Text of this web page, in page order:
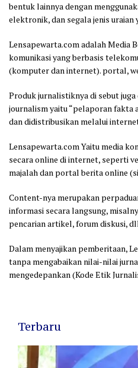
bentuk lainnya dengan
elektronik, dan segala jenis uraian
Lensapewarta.com adalah Media
komunikasi yang berbasis
(komputer dan internet). portal,
Produk jurnalistiknya di sebut
journalism yaitu “pelaporan fakta
dan didistribusikan melalui
Lensapewarta.com Yaitu media
secara online di internet, seperti
majalah dan portal berita online
Content-nya merupakan
informasi secara langsung,
pencarian artikel, forum diskusi,
Dalam menyajikan pemberitaan,
tanpa mengabaikan nilai-nilai
mengedepankan (Kode Etik
Terbaru